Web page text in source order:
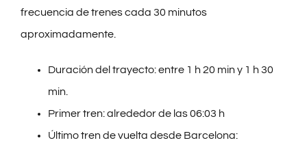
frecuencia de trenes cada 30 minutos
aproximadamente.
Duración del trayecto: entre 1 h 20 min y 1 h 30
min.
Primer tren: alrededor de las 06:03 h
Último tren de vuelta desde Barcelona: